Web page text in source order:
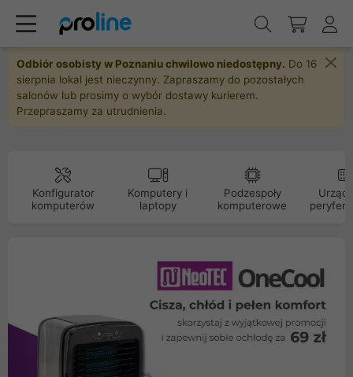
Odbiór osobisty w Poznaniu chwilowo niedostępny. Do 16
sierpnia lokal jest nieczynny. Zapraszamy do pozostałych
salonów lub prosimy o wybór dostawy kurierem.
Przepraszamy za utrudnienia.
Konfigurator
komputerów
Komputery i
laptopy
Podzespoły
komputerowe